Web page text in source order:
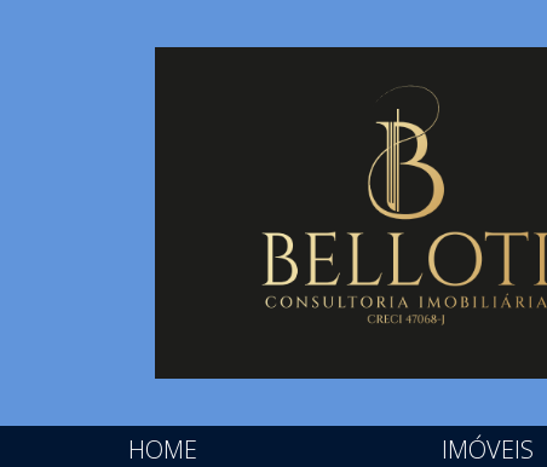
HOME IMÓVEIS